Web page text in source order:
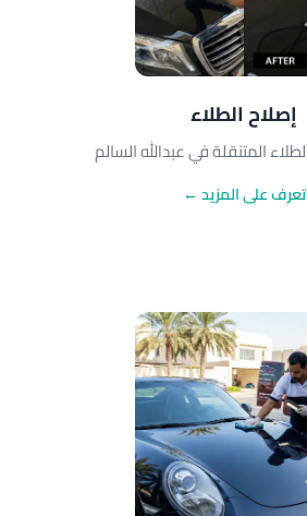
إصلاح الطلاء
المتنقلة في عبدالله السالم
تعرف على المزيد ←